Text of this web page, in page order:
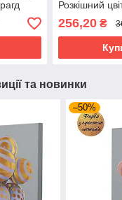
Розкішний
(RB-0854)
256,20₴
та новинки
–50%